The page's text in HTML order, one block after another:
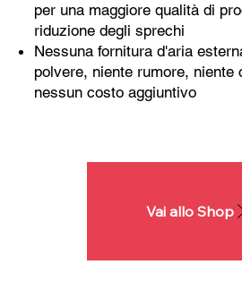
per una maggiore qualità di
riduzione degli sprechi
Nessuna fornitura d'aria
polvere, niente rumore, niente
nessun costo aggiuntivo
Vai allo Shop